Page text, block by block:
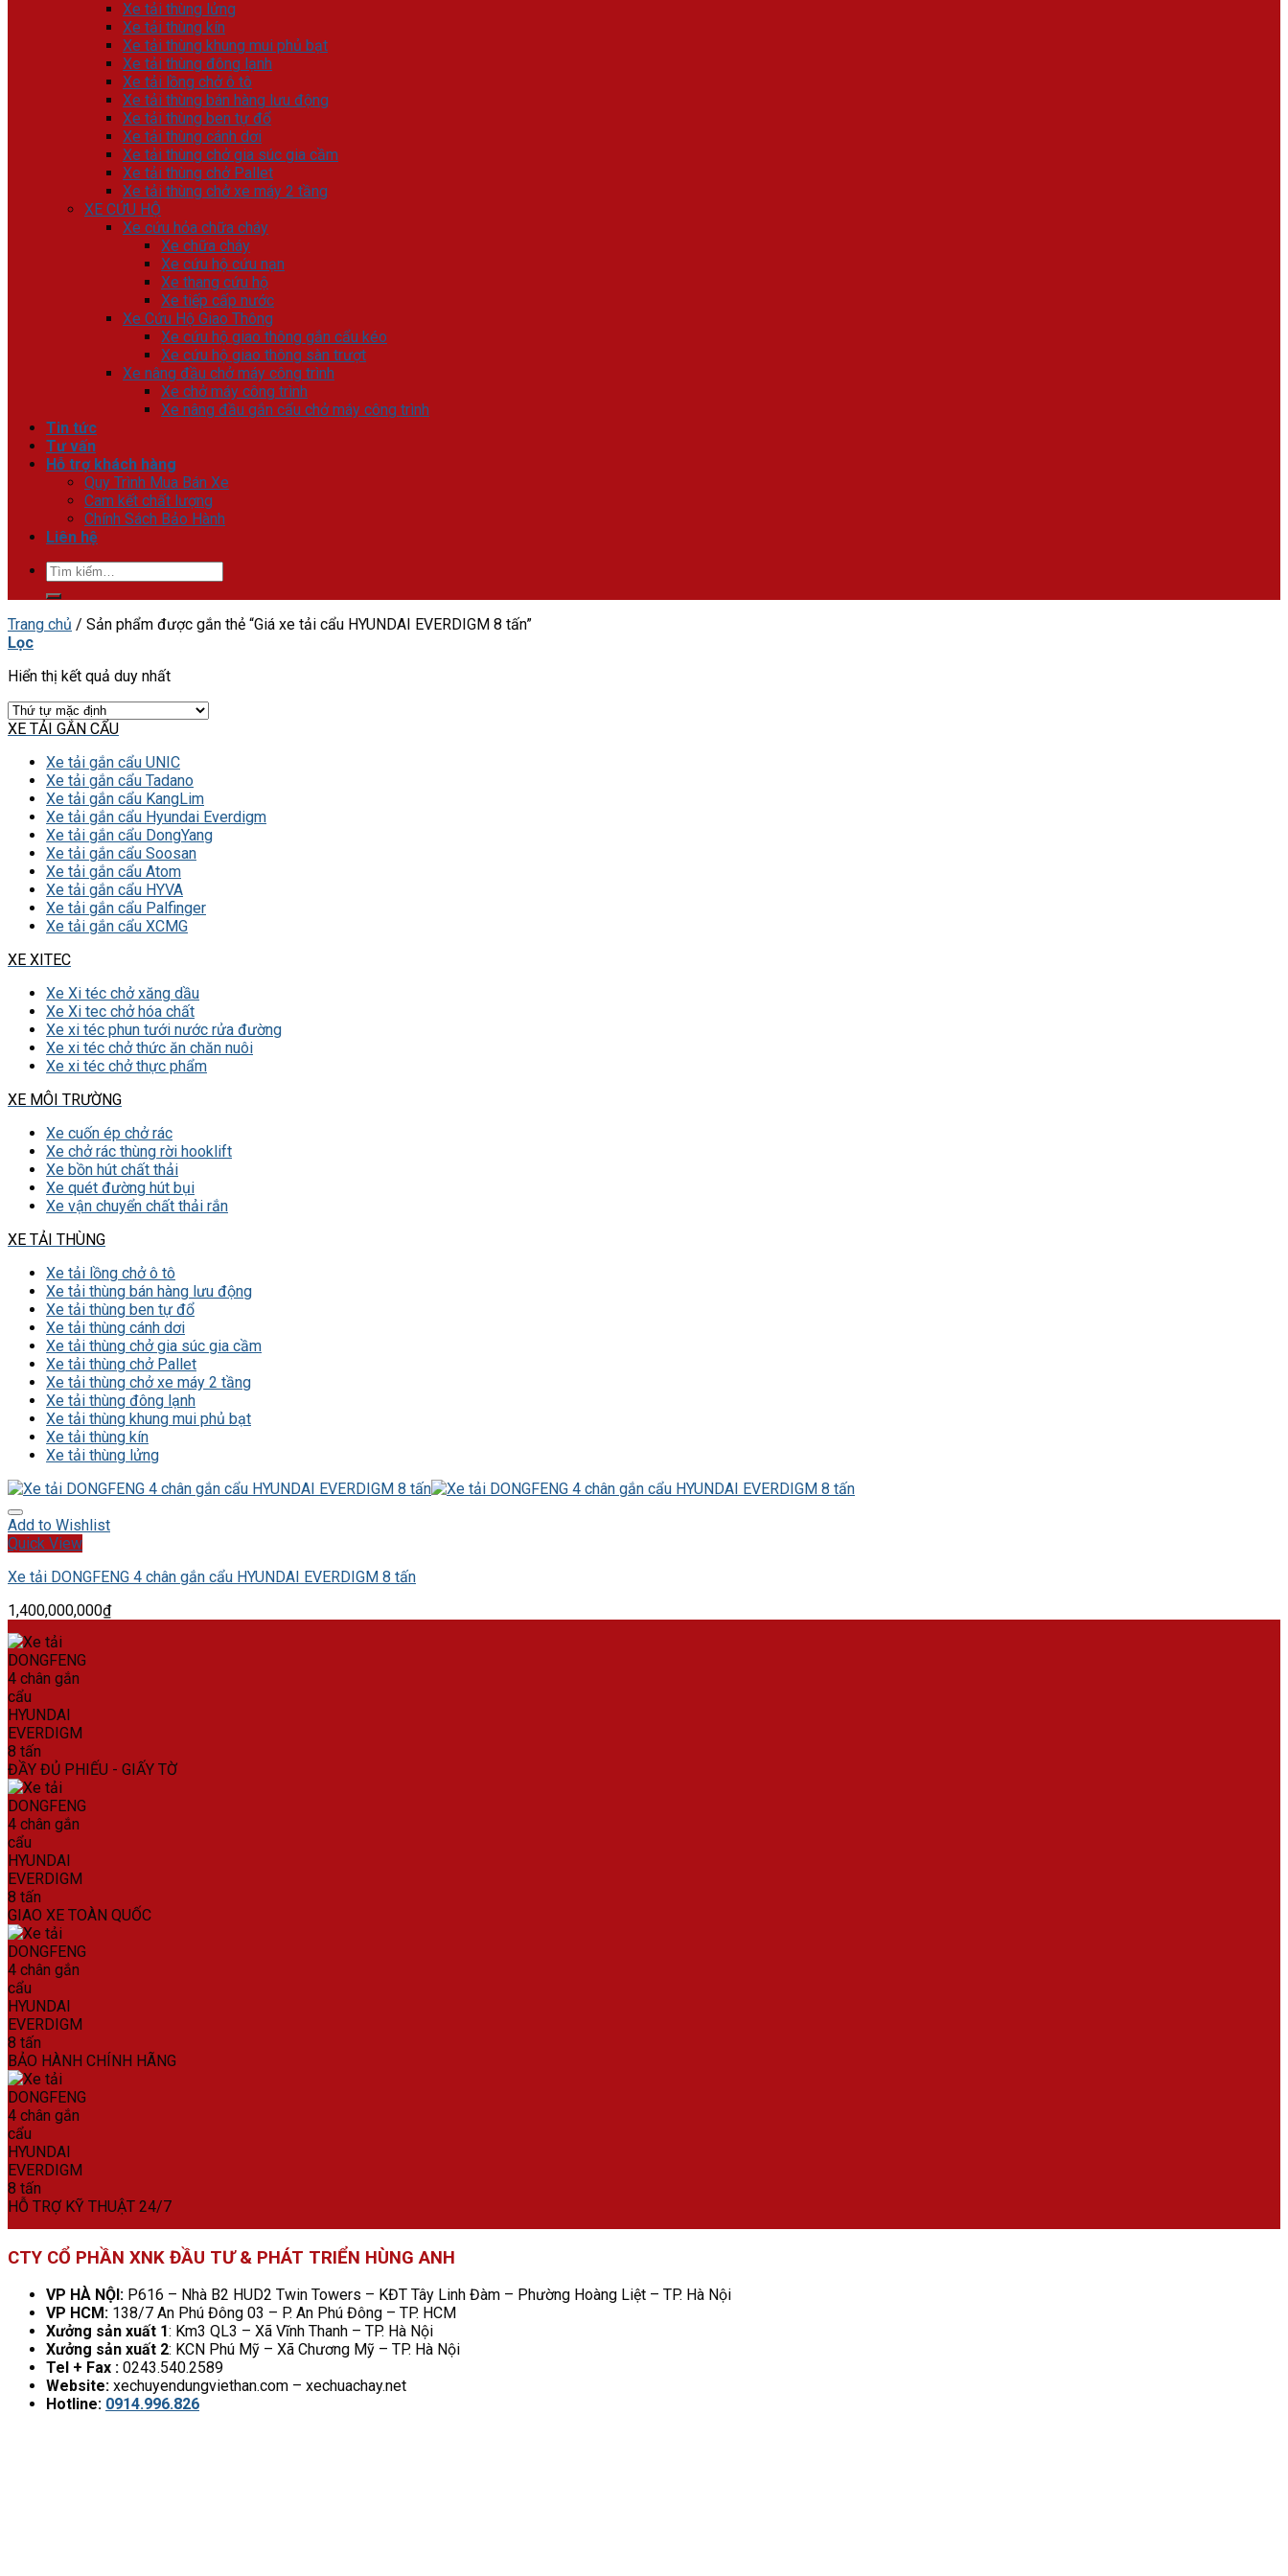
Xe tải thùng lửng
Xe tải thùng kín
Xe tải thùng khung mui phủ bạt
Xe tải thùng đông lạnh
Xe tải lồng chở ô tô
Xe tải thùng bán hàng lưu động
Xe tải thùng ben tự đổ
Xe tải thùng cánh dơi
Xe tải thùng chở gia súc gia cầm
Xe tải thùng chở Pallet
Xe tải thùng chở xe máy 2 tầng
XE CỨU HỘ
Xe cứu hỏa chữa cháy
Xe chữa cháy
Xe cứu hộ cứu nạn
Xe thang cứu hộ
Xe tiếp cấp nước
Xe Cứu Hộ Giao Thông
Xe cứu hộ giao thông gắn cẩu kéo
Xe cứu hộ giao thông sàn trượt
Xe nâng đầu chở máy công trình
Xe chở máy công trình
Xe nâng đầu gắn cẩu chở máy công trình
Tin tức
Tư vấn
Hỗ trợ khách hàng
Quy Trình Mua Bán Xe
Cam kết chất lượng
Chính Sách Bảo Hành
Liên hệ
Tìm
kiếm:
Trang chủ / Sản phẩm được gắn thẻ “Giá xe tải cẩu HYUNDAI EVERDIGM 8 tấn”
Lọc
Hiển thị kết quả duy nhất
XE TẢI GẮN CẨU
Xe tải gắn cẩu UNIC
Xe tải gắn cẩu Tadano
Xe tải gắn cẩu KangLim
Xe tải gắn cẩu Hyundai Everdigm
Xe tải gắn cẩu DongYang
Xe tải gắn cẩu Soosan
Xe tải gắn cẩu Atom
Xe tải gắn cẩu HYVA
Xe tải gắn cẩu Palfinger
Xe tải gắn cẩu XCMG
XE XITEC
Xe Xi téc chở xăng dầu
Xe Xi tec chở hóa chất
Xe xi téc phun tưới nước rửa đường
Xe xi téc chở thức ăn chăn nuôi
Xe xi téc chở thực phẩm
XE MÔI TRƯỜNG
Xe cuốn ép chở rác
Xe chở rác thùng rời hooklift
Xe bồn hút chất thải
Xe quét đường hút bụi
Xe vận chuyển chất thải rắn
XE TẢI THÙNG
Xe tải lồng chở ô tô
Xe tải thùng bán hàng lưu động
Xe tải thùng ben tự đổ
Xe tải thùng cánh dơi
Xe tải thùng chở gia súc gia cầm
Xe tải thùng chở Pallet
Xe tải thùng chở xe máy 2 tầng
Xe tải thùng đông lạnh
Xe tải thùng khung mui phủ bạt
Xe tải thùng kín
Xe tải thùng lửng
Add to Wishlist
Quick View
Xe tải DONGFENG 4 chân gắn cẩu HYUNDAI EVERDIGM 8 tấn
1,400,000,000₫
ĐẦY ĐỦ PHIẾU - GIẤY TỜ
GIAO XE TOÀN QUỐC
BẢO HÀNH CHÍNH HÃNG
HỖ TRỢ KỸ THUẬT 24/7
CTY CỔ PHẦN XNK ĐẦU TƯ & PHÁT TRIỂN HÙNG ANH
VP HÀ NỘI: P616 – Nhà B2 HUD2 Twin Towers – KĐT Tây Linh Đàm – Phường Hoàng Liệt – TP. Hà Nội
VP HCM: 138/7 An Phú Đông 03 – P. An Phú Đông – TP. HCM
Xưởng sản xuất 1: Km3 QL3 – Xã Vĩnh Thanh – TP. Hà Nội
Xưởng sản xuất 2: KCN Phú Mỹ – Xã Chương Mỹ – TP. Hà Nội
Tel + Fax : 0243.540.2589
Website: xechuyendungviethan.com – xechuachay.net
Hotline: 0914.996.826